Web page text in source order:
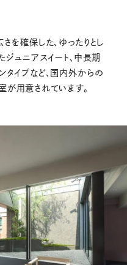
を確保した、ゆったりとし
ジュニアスイート、中長期
イプなど、国内外からの
が用意されています。